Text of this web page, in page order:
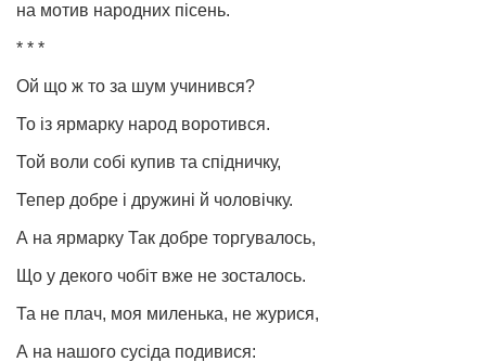
на мотив народних пісень.
* * *
Ой що ж то за шум учинився?
То із ярмарку народ воротився.
Той воли собі купив та спідничку,
Тепер добре і дружині й чоловічку.
А на ярмарку Так добре торгувалось,
Що у декого чобіт вже не зосталось.
Та не плач, моя миленька, не журися,
А на нашого сусіда подивися: